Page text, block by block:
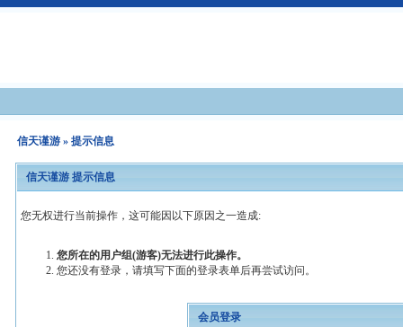
信天谨游 » 提示信息
信天谨游 提示信息
您无权进行当前操作，这可能因以下原因之一造成:
您所在的用户组(游客)无法进行此操作。
您还没有登录，请填写下面的登录表单后再尝试访问。
会员登录